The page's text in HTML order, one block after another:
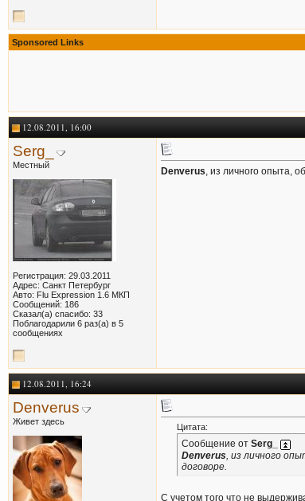
Sponsored Links
12.08.2011, 16:00
Serg_
Местный
Регистрация: 29.03.2011
Адрес: Санкт Петербург
Авто: Flu Expression 1.6 МКП
Сообщений: 186
Сказал(а) спасибо: 33
Поблагодарили 6 раз(а) в 5
сообщениях
Denverus, из личного опыта,
12.08.2011, 16:24
Denverus
Живет здесь
Цитата:
Сообщение от Serg_
Denverus , из личного
договоре.
С учетом того что не